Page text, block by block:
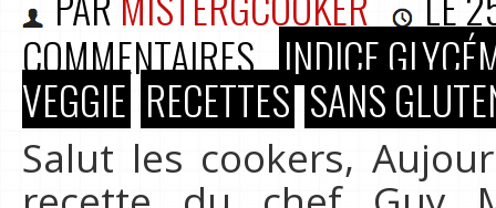
COMMENTAIRES INDICE
VEGGIE RECETTES SANS
Salut les cookers,